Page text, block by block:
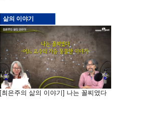
삶의 이야기
[최은주의 삶의 이야기] 나는 꼴찌였다